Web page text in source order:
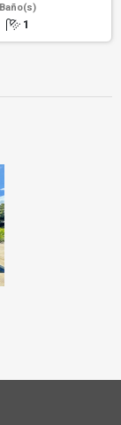
Baño(s)
1